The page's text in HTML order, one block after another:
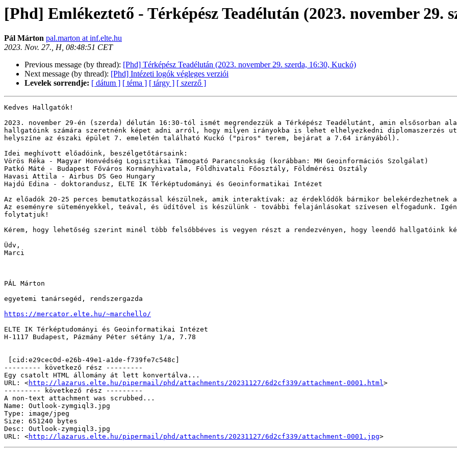
[Phd] Emlékeztető - Térképész Teadélután (2023. november 29.
Pál Márton pal.marton at inf.elte.hu
2023. Nov. 27., H, 08:48:51 CET
Previous message (by thread): [Phd] Térképész Teadélután (2023. november 29. szerda, 16:30, Kuckó)
Next message (by thread): [Phd] Intézeti logók végleges verziói
Levelek sorrendje: [ dátum ] [ téma ] [ tárgy ] [ szerző ]
Kedves Hallgatók!
2023. november 29-én (szerda) délután 16:30-tól ismét megrendezzük a Térképész Teadélutánt, amin elsősorban
hallgatóink számára szeretnénk képet adni arról, hogy milyen irányokba is lehet elhelyezkedni diplomaszerzés
helyszíne az északi épület 7. emeletén található Kuckó ("piros" terem, bejárat a 7.64 irányából).
Idei meghívott előadóink, beszélgetőtársaink:
Vörös Réka - Magyar Honvédség Logisztikai Támogató Parancsnokság (korábban: MH Geoinformációs Szolgálat)
Patkó Máté - Budapest Főváros Kormányhivatala, Földhivatali Főosztály, Földmérési Osztály
Havasi Attila - Airbus DS Geo Hungary
Hajdú Edina - doktorandusz, ELTE IK Térképtudományi és Geoinformatikai Intézet
Az előadók 20-25 perces bemutatkozással készülnek, amik interaktívak: az érdeklődők bármikor
Az eseményre süteményekkel, teával, és üdítővel is készülünk - további felajánlásokat szívesen elfogadunk.
folytatjuk!
Kérem, hogy lehetőség szerint minél több felsőbbéves is vegyen részt a rendezvényen, hogy leendő hallgatóink
Üdv,
Marci
PÁL Márton
egyetemi tanársegéd, rendszergazda
https://mercator.elte.hu/~marchello/
ELTE IK Térképtudományi és Geoinformatikai Intézet
H-1117 Budapest, Pázmány Péter sétány 1/a, 7.78
--------- következő rész ---------
Egy csatolt HTML állomány át lett konvertálva...
URL: <http://lazarus.elte.hu/pipermail/phd/attachments/20231127/6d2cf339/attachment-0001.html>
--------- következő rész ---------
A non-text attachment was scrubbed...
Name: Outlook-zymgiql3.jpg
Type: image/jpeg
Size: 651240 bytes
Desc: Outlook-zymgiql3.jpg
URL: <http://lazarus.elte.hu/pipermail/phd/attachments/20231127/6d2cf339/attachment-0001.jpg